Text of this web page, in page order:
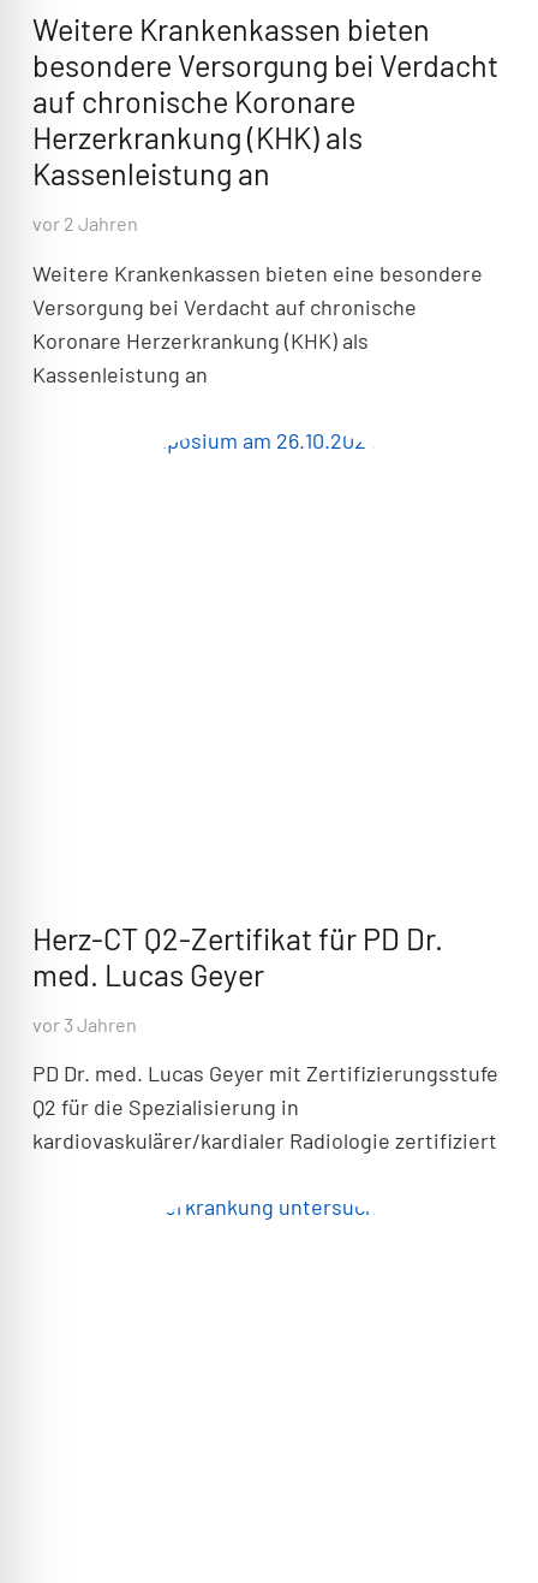
Weitere Krankenkassen bieten
besondere Versorgung bei Verdacht
auf chronische Koronare
Herzerkrankung (KHK) als
Kassenleistung an
vor 2 Jahren
Weitere Krankenkassen bieten eine besondere
Versorgung bei Verdacht auf chronische
Koronare Herzerkrankung (KHK) als
Kassenleistung an
Herz-CT Q2-Zertifikat für PD Dr.
med. Lucas Geyer
vor 3 Jahren
PD Dr. med. Lucas Geyer mit Zertifizierungsstufe
Q2 für die Spezialisierung in
kardiovaskulärer/kardialer Radiologie zertifiziert